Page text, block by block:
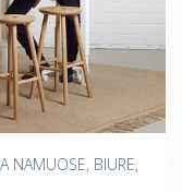
NAMUOSE, BIURE,